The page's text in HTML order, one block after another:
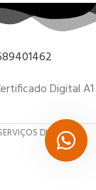
Digital A1
DIGITAIS.